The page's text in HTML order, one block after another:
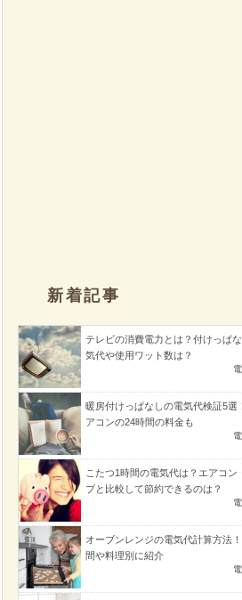
新着記事
テレビの消費電力とは？付けっぱ
気代や使用ワット数は？
暖房付けっぱなしの電気代検証5選
アコンの24時間の料金も
こたつ1時間の電気代は？エアコン
ブと比較して節約できるのは？
オーブンレンジの電気代計算方法
間や料理別に紹介